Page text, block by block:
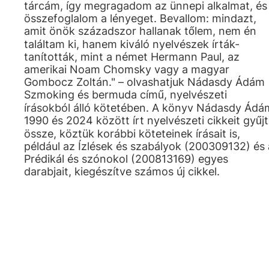
tárcám, így megragadom az ünnepi alkalmat, és
összefoglalom a lényeget. Bevallom: mindazt,
amit önök századszor hallanak tőlem, nem én
találtam ki, hanem kiváló nyelvészek írták-
tanították, mint a német Hermann Paul, az
amerikai Noam Chomsky vagy a magyar
Gombocz Zoltán." – olvashatjuk Nádasdy Ádám
Szmoking és bermuda című, nyelvészeti
írásokból álló kötetében. A könyv Nádasdy
1990 és 2024 között írt nyelvészeti cikkeit
össze, köztük korábbi köteteinek írásait is,
például az Ízlések és szabályok (200309132) és
Prédikál és szónokol (200813169) egyes
darabjait, kiegészítve számos új cikkel.